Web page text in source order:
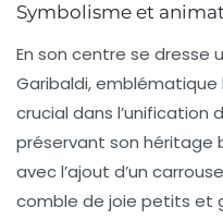
Symbolisme et
En son centre se dresse
Garibaldi, emblématique
crucial dans l’unification
préservant son héritage
avec l’ajout d’un
comble de joie petits et